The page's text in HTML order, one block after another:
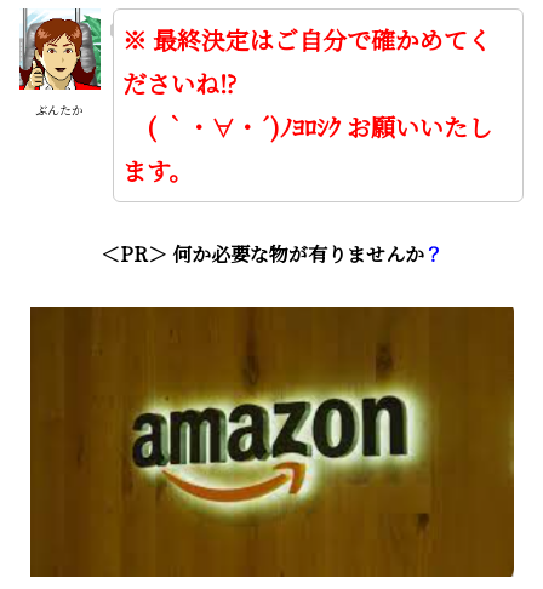
ぶんたか
※ 最終決定はご自分で確かめてく
ださいね⁉
( ｀・∀・´)ﾉﾖﾛｼｸ お願いいたし
ます。
＜PR＞ 何か必要な物が有りませんか？